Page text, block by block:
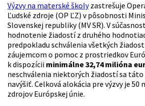
Výzvy na materské školyzastrešuje
Ľudské zdroje (OP ĽZ) v pôsobnosti
Slovenskej republiky (MV SR). V
hodnotenie žiadostí z druhého
predpokladu schválenia všetkých
záujemcom o pomoc z prostriedkov
k dispozícii minimálne 32,74 milióna eur
neschválenia niektorých žiadostí sa táto
navýšiť. Celková alokácia pre výzvy je 50
zdrojov Európskej únie.